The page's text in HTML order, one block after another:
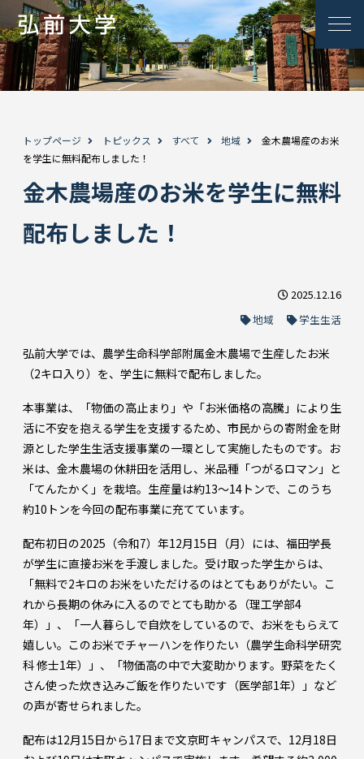
トップページ トピックス すべて 地域
金木農場産のお米
を学生に無料配布しました！
金木農場産のお米を学生に無料
配布しました！
2025.12.16
地域
学生生活
弘前大学では、農学生命科学部附属金木農場で生産したお米
（2キロ入り）を、学生に無料で配布しました。
本事業は、「物価の高止まり」や「お米価格の高騰」により生
活に不安を抱える学生を支援するため、市民からの寄附金を財
源とした学生生活支援事業の一環として実施したものです。お
米は、金木農場の休耕田を活用し、米品種「つがるロマン」と
「てんたかく」を栽培。生産量は約13～14トンで、このうち
約10トンを今回の配布事業に充てています。
配布初日の2025（令和7）年12月15日（月）には、福田学長
が学生に直接お米を手渡しました。受け取った学生からは、
「無料で2キロのお米をいただけるのはとてもありがたい。こ
れから長期の休みに入るのでとても助かる（理工学部4
年）」、「一人暮らしで自炊をしているので、お米をもらえて
嬉しい。このお米でチャーハンを作りたい（農学生命科学研究
科 修士1年）」、「物価高の中で大変助かります。野菜をたく
さん使った炊き込みご飯を作りたいです（医学部1年）」など
の声が寄せられました。
配布は12月15日から17日まで文京町キャンパスで、12月18日